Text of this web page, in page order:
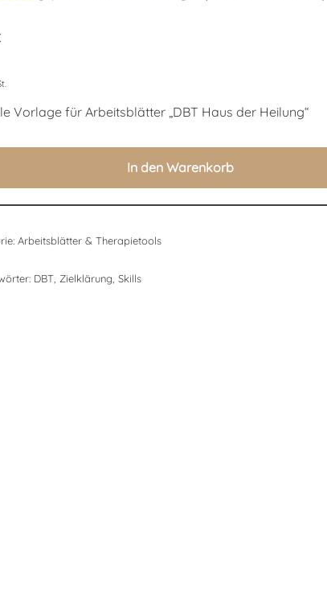
mit
Vorlage für Arbeitsblätter „DBT Haus der Heilung“
In den Warenkorb
Arbeitsblätter & Therapietools
DBT, Zielklärung Skills